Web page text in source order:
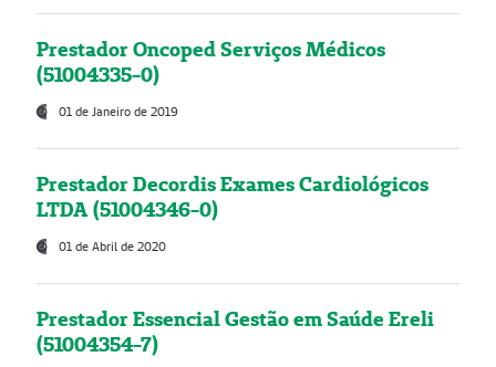
Prestador Oncoped Serviços Médicos
(51004335-0)
01 de Janeiro de 2019
Prestador Decordis Exames Cardiológicos
LTDA (51004346-0)
01 de Abril de 2020
Prestador Essencial Gestão em Saúde Ereli
(51004354-7)